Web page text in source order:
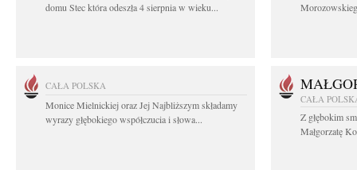
domu Stec która odeszła 4 sierpnia w wieku...
CAŁA POLSKA
Monice Mielnickiej oraz Jej Najbliższym składamy
wyrazy głębokiego współczucia i słowa...
CAŁA
Z głębokim
Małgorzatę